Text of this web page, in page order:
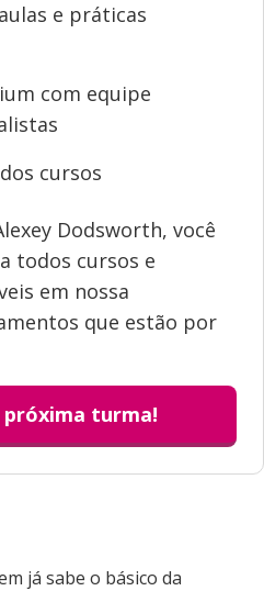
já sabe o básico da
e práticas
com equipe
cursos
Dodsworth, você
todos cursos e
em nossa
que estão por
próxima turma!